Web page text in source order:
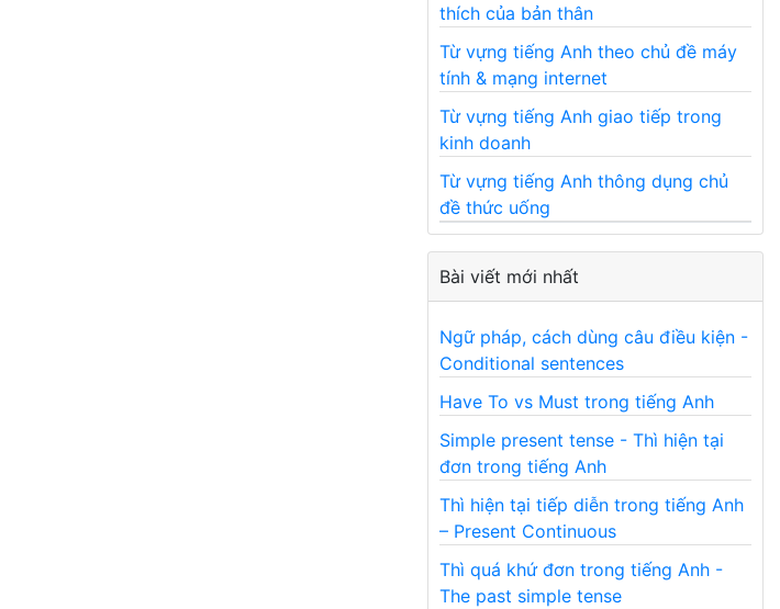
thích của bản thân
Từ vựng tiếng Anh theo chủ đề máy
tính & mạng internet
Từ vựng tiếng Anh giao tiếp trong
kinh doanh
Từ vựng tiếng Anh thông dụng chủ
đề thức uống
Bài viết mới nhất
Ngữ pháp, cách dùng câu điều kiện -
Conditional sentences
Have To vs Must trong tiếng Anh
Simple present tense - Thì hiện tại
đơn trong tiếng Anh
Thì hiện tại tiếp diễn trong tiếng Anh
– Present Continuous
Thì quá khứ đơn trong tiếng Anh -
The past simple tense